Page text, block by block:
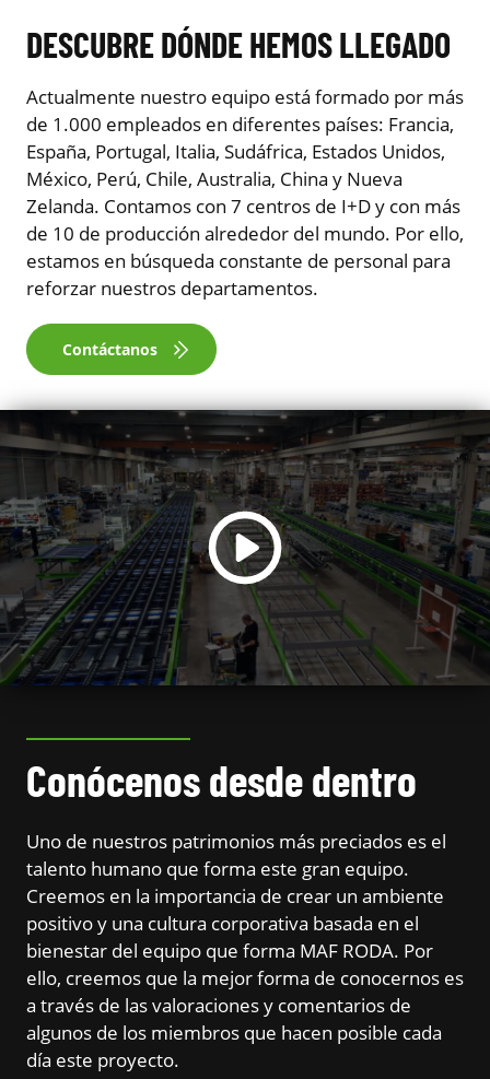
DESCUBRE DÓNDE HEMOS LLEGADO
Actualmente nuestro equipo está formado por más
de 1.000 empleados en diferentes países: Francia,
España, Portugal, Italia, Sudáfrica, Estados Unidos,
México, Perú, Chile, Australia, China y Nueva
Zelanda. Contamos con 7 centros de I+D y con más
de 10 de producción alrededor del mundo. Por ello,
estamos en búsqueda constante de personal para
reforzar nuestros departamentos.
Contáctanos
Conócenos desde dentro
Uno de nuestros patrimonios más preciados es el
talento humano que forma este gran equipo.
Creemos en la importancia de crear un ambiente
positivo y una cultura corporativa basada en el
bienestar del equipo que forma MAF RODA. Por
ello, creemos que la mejor forma de conocernos es
a través de las valoraciones y comentarios de
algunos de los miembros que hacen posible cada
día este proyecto.